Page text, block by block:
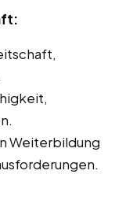
Weiterbildung